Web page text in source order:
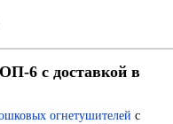
6 с доставкой в
огнетушителей с